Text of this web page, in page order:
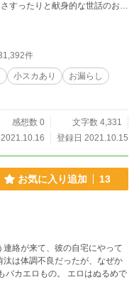
すったりと献身的な世話のお陰
時間ほどで目を覚ましてしま
なのだが、咳のせいでなかなか
件
小スカあり
お漏らし
感想数 0
文字数 4,331
登録日 2021.10.15
お気に入り追加 13
絡が来て、彼の自宅にやって
汰は体調不良だったが、なぜか